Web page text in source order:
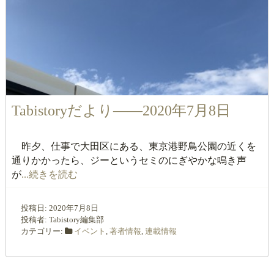
Tabistoryだより――2020年7月8日
昨夕、仕事で大田区にある、東京港野鳥公園の近くを
通りかかったら、ジーというセミのにぎやかな鳴き声
が...続きを読む
投稿日: 2020年7月8日
投稿者: Tabistory編集部
カテゴリー:
イベント 著者情報 連載情報